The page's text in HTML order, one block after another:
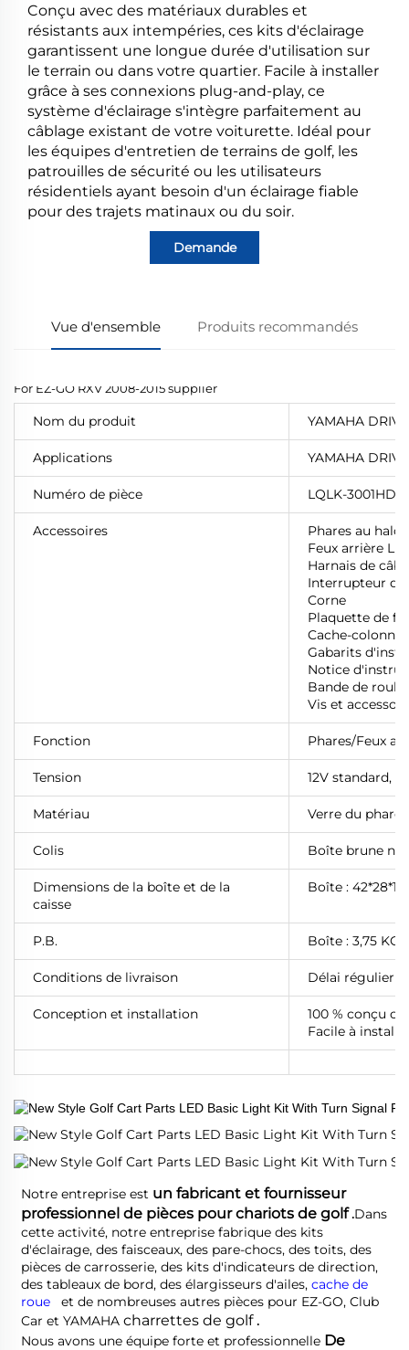
Conçu avec des matériaux durables et
résistants aux intempéries, ces kits d'éclairage
garantissent une longue durée d'utilisation sur
le terrain ou dans votre quartier. Facile à installer
grâce à ses connexions plug-and-play, ce
système d'éclairage s'intègre parfaitement au
câblage existant de votre voiturette. Idéal pour
les équipes d'entretien de terrains de golf, les
patrouilles de sécurité ou les utilisateurs
résidentiels ayant besoin d'un éclairage fiable
pour des trajets matinaux ou du soir.
Demande
Vue d'ensemble Produits recommandés
Nom du produit YAMAHA
Applications YAMAHA
Numéro de pièce LQLK-3001HD
Accessoires
Phares au
Feux arrière
Harnais de
Interrupteur
Corne
Plaquette de
Cache-colonne
Gabarits
Notice
Bande de
Vis et
Fonction Phares/Feux
Tension 12V standard,
Matériau Verre du phare
Colis Boîte brune
Dimensions de la boîte et de la
caisse
Boîte :
P.B. Boîte : 3,75
Conditions de livraison Délai régulier
Conception et installation
100 % conçu
Facile à
Notre entreprise est un fabricant et fournisseur
professionnel de pièces pour chariots de golf .Dans
cette activité, notre entreprise fabrique des kits
d'éclairage, des faisceaux, des pare-chocs, des toits, des
pièces de carrosserie, des kits d'indicateurs de direction,
des tableaux de bord, des élargisseurs d'ailes, cache de
roue et de nombreuses autres pièces pour EZ-GO, Club
Car et YAMAHA charrettes de golf .
Nous avons une équipe forte et professionnelle De